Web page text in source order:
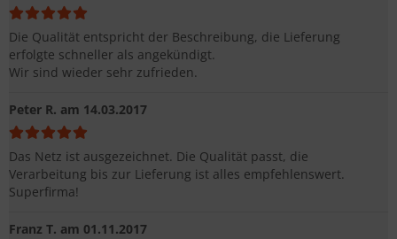
Die Qualität entspricht der Beschreibung, die Lieferung
erfolgte schneller als angekündigt.
Wir sind wieder sehr zufrieden.
Peter R. am 14.03.2017
Das Netz ist ausgezeichnet. Die Qualität passt, die
Verarbeitung bis zur Lieferung ist alles empfehlenswert.
Superfirma!
Franz T. am 01.11.2017